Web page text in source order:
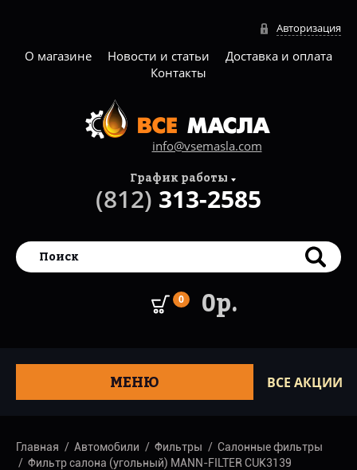
Авторизация
О магазине Новости и статьи
Доставка и оплата
Контакты
info@vsemasla.com
0 0р.
График работы
(812) 313-2585
МЕНЮ ВСЕ АКЦИИ
Главная Автомобили Фильтры
Салонные фильтры
Фильтр салона (угольный) MANN-FILTER CUK3139